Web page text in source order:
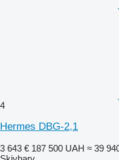
4
Hermes DBG-2,1
3 643 € 187 500 UAH ≈ 39